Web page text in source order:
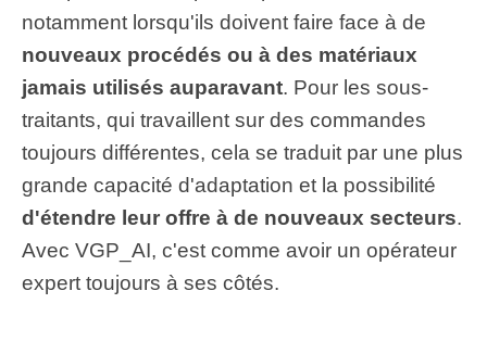
notamment lorsqu'ils doivent faire face à de
nouveaux procédés ou à des matériaux
jamais utilisés auparavant. Pour les sous-
traitants, qui travaillent sur des commandes
toujours différentes, cela se traduit par une plus
grande capacité d'adaptation et la possibilité
d'étendre leur offre à de nouveaux secteurs.
Avec VGP_AI, c'est comme avoir un opérateur
expert toujours à ses côtés.